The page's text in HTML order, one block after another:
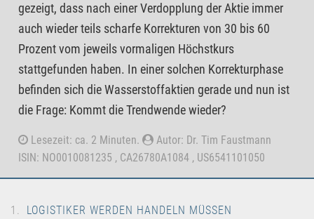
gezeigt, dass nach einer Verdopplung der Aktie immer
auch wieder teils scharfe Korrekturen von 30 bis 60
Prozent vom jeweils vormaligen Höchstkurs
stattgefunden haben. In einer solchen Korrekturphase
befinden sich die Wasserstoffaktien gerade und nun ist
die Frage: Kommt die Trendwende wieder?
Lesezeit: ca. 2 Minuten.
Autor: Dr. Tim Faustmann
ISIN: NO0010081235 , CA26780A1084 , US6541101050
LOGISTIKER WERDEN HANDELN MÜSSEN